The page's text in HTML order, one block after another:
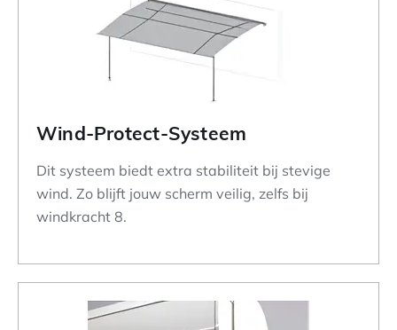
Wind-Protect-Systeem
Dit systeem biedt extra stabiliteit bij stevige
wind. Zo blijft jouw scherm veilig, zelfs bij
windkracht 8.